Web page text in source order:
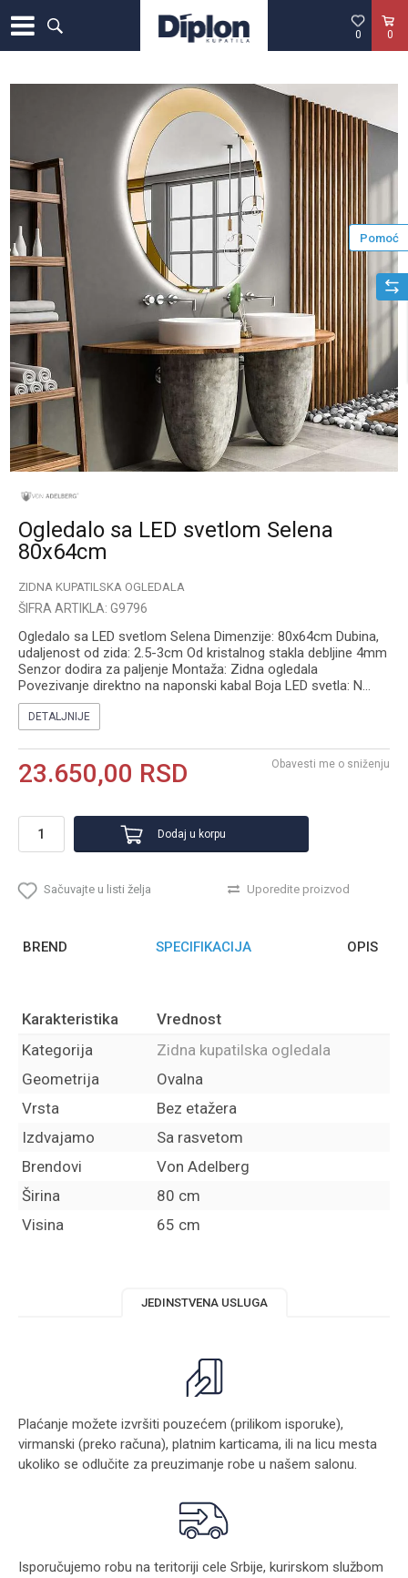
0
0
Ogledalo sa LED svetlom Selena
80x64cm
ZIDNA KUPATILSKA OGLEDALA
ŠIFRA ARTIKLA: G9796
Ogledalo sa LED svetlom Selena Dimenzije: 80x64cm Dubina,
udaljenost od zida: 2.5-3cm Od kristalnog stakla debljine 4mm
Senzor dodira za paljenje Montaža: Zidna ogledala
Povezivanje direktno na naponski kabal Boja LED svetla: N...
DETALJNIJE
23.650,00 RSD Obavesti me o sniženju
Dodaj u korpu
Sačuvajte u listi želja Uporedite proizvod
Pomoć
BREND SPECIFIKACIJA OPIS
Karakteristika
Vrednost
Kategorija
Zidna kupatilska ogledala
Geometrija
Ovalna
Vrsta
Bez etažera
Izdvajamo
Sa rasvetom
Brendovi
Von Adelberg
Širina
80 cm
Visina
65 cm
JEDINSTVENA USLUGA
Plaćanje možete izvršiti pouzećem (prilikom isporuke),
virmanski (preko računa), platnim karticama, ili na licu mesta
ukoliko se odlučite za preuzimanje robe u našem salonu.
Isporučujemo robu na teritoriji cele Srbije, kurirskom službom